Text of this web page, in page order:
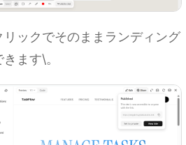
ックでそのままランディング
ます\。